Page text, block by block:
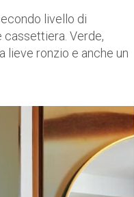
livello di
cassettiera. Verde,
lieve ronzio e anche un